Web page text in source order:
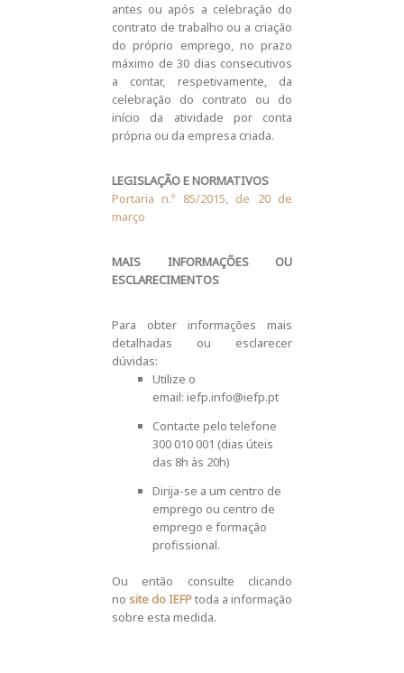
antes ou após a celebração do
contrato de trabalho ou a criação
do próprio emprego, no prazo
máximo de 30 dias consecutivos
a contar, respetivamente, da
celebração do contrato ou do
início da atividade por conta
própria ou da empresa criada.
LEGISLAÇÃO E NORMATIVOS
Portaria n.º 85/2015, de 20 de
março
MAIS INFORMAÇÕES OU
ESCLARECIMENTOS
Para obter informações mais
detalhadas ou esclarecer
dúvidas:
Utilize o
email: iefp.info@iefp.pt
Contacte pelo telefone
300 010 001 (dias úteis
das 8h às 20h)
Dirija-se a um centro de
emprego ou centro de
emprego e formação
profissional.
Ou então consulte clicando
no site do IEFPtoda a informação
sobre esta medida.